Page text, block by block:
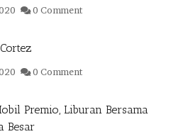
0 Comment
0 Comment
Premio, Liburan Bersama
Besar